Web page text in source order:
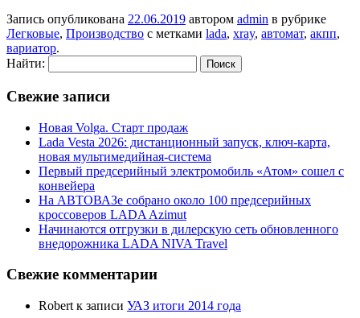
Запись опубликована 22.06.2019 автором admin в рубрике
Легковые, Производство с метками lada, xray, автомат, акпп,
вариатор.
Найти:
Свежие записи
Новая Volga. Старт продаж
Lada Vesta 2026: дистанционный запуск, ключ-карта,
новая мультимедийная-система
Первый предсерийный электромобиль «Атом» сошел с
конвейера
На АВТОВАЗе собрано около 100 предсерийных
кроссоверов LADA Azimut
Начинаются отгрузки в дилерскую сеть обновленного
внедорожника LADA NIVA Travel
Свежие комментарии
Robert к записи УАЗ итоги 2014 года